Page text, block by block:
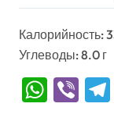
Калорийность:
Углеводы: 8.0 г